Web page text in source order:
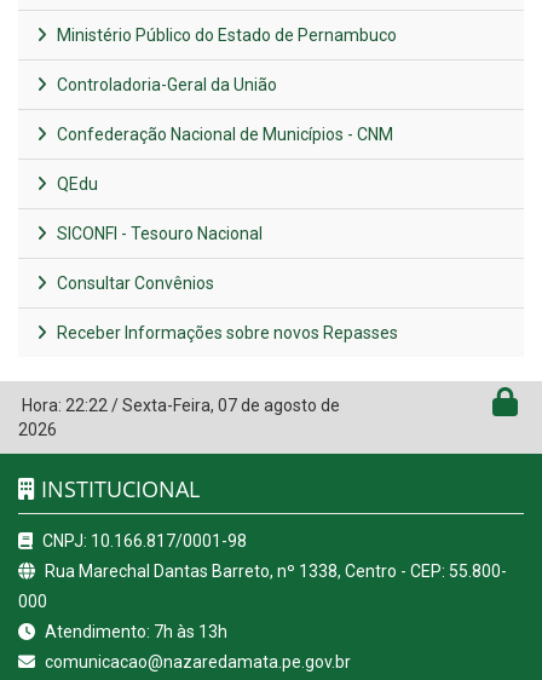
Ministério Público do Estado de Pernambuco
Controladoria-Geral da União
Confederação Nacional de Municípios - CNM
QEdu
SICONFI - Tesouro Nacional
Consultar Convênios
Receber Informações sobre novos Repasses
Hora: 22:22 /Sexta-Feira, 07 de agosto de
2026
INSTITUCIONAL
CNPJ: 10.166.817/0001-98
Rua Marechal Dantas Barreto, nº 1338, Centro - CEP: 55.800-
000
Atendimento: 7h às 13h
comunicacao@nazaredamata.pe.gov.br